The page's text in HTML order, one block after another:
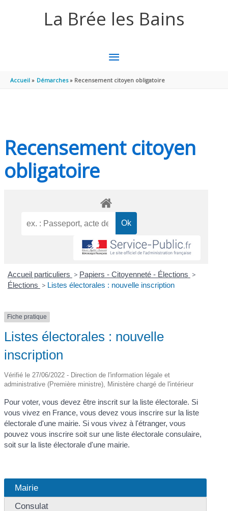
La Brée les Bains
MENU
PRINCIPAL
Accueil Démarches Recensement citoyen obligatoire
Recensement citoyen
obligatoire
Accueil particuliers > Papiers - Citoyenneté - Élections >
Élections > Listes électorales : nouvelle inscription
Fiche pratique
Listes électorales : nouvelle
inscription
Vérifié le 27/06/2022 - Direction de l'information légale et
administrative (Première ministre), Ministère chargé de l'intérieur
Pour voter, vous devez être inscrit sur la liste électorale. Si
vous vivez en France, vous devez vous inscrire sur la liste
électorale d'une mairie. Si vous vivez à l'étranger, vous
pouvez vous inscrire soit sur une liste électorale consulaire,
soit sur la liste électorale d'une mairie.
Mairie
Consulat